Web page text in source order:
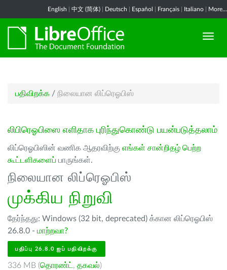
English 中文 (简体) Deutsch Español Français Italiano More...
பதிவிறக்க / நிலையான லிப்ரெஓபிஸ்
லிபிரெஓபிஸை எளிதாக புரிந்துகொண்டு பயன்படுத்தலாம்
லிப்ரெஓபிஸின் வணிக ஆதரவிற்கு எங்கள் சான்றிதழ் பெற்ற
கூட்டளிகளைப் பாருங்கள்.
நிலையான லிப்ரெஓபிஸ்
முக்கிய நிறுவி
தேர்ந்தது: Windows (32 bit, deprecated) க்கான லிப்ரெஓபிஸ்
26.8.0 - மாற்றவா?
பதிப்பு 26.8.0 ஐப் பதிவிறக்கு
336 MB (தொரண்ட் , தகவல்)